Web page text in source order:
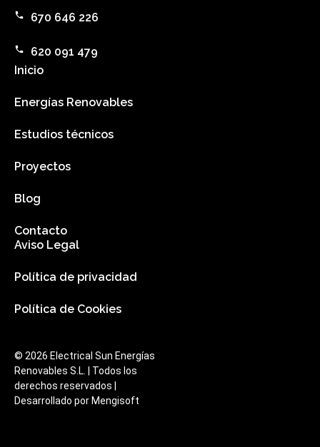
670 646 226
620 091 479
Inicio
Energías Renovables
Estudios técnicos
Proyectos
Blog
Contacto
Aviso Legal
Política de privacidad
Política de Cookies
© 2026 Electrical Sun Energías
Renovables S.L. | Todos los
derechos reservados |
Desarrollado por Mengisoft